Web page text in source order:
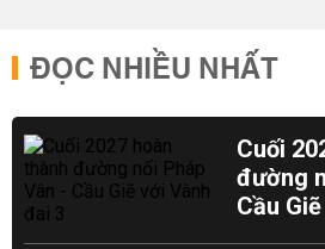
ĐỌC NHIỀU NHẤT
Cuối
đường
Cầu